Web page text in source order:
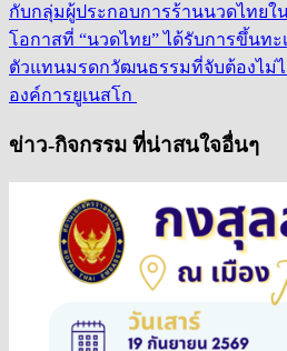
กับกลุ่มผู้ประกอบการร้านนวดไทยใ
โอกาสที่ “นวดไทย” ได้รับการขึ้นท
ตัวแทนมรดกวัฒนธรรมที่จับต้องไม่
องค์การยูเนสโก
ข่าว-กิจกรรม ที่น่าสนใจอื่นๆ